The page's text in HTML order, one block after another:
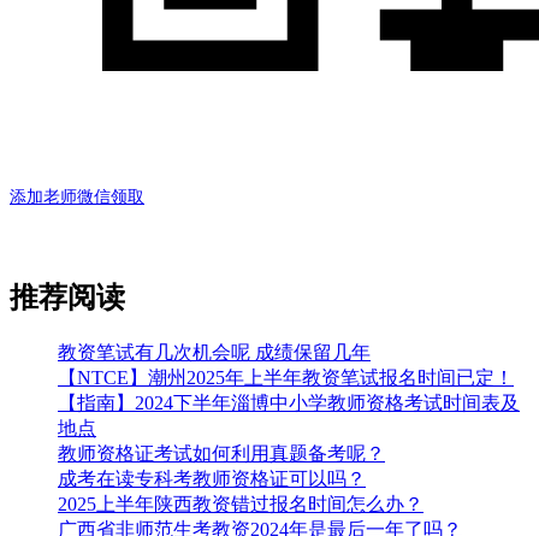
添加老师微信领取
推荐阅读
教资笔试有几次机会呢 成绩保留几年
【NTCE】潮州2025年上半年教资笔试报名时间已定！
【指南】2024下半年淄博中小学教师资格考试时间表及
地点
教师资格证考试如何利用真题备考呢？
成考在读专科考教师资格证可以吗？
2025上半年陕西教资错过报名时间怎么办？
广西省非师范生考教资2024年是最后一年了吗？